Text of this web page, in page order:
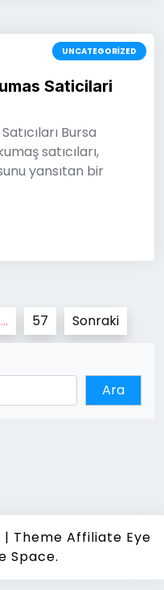
UNCATEGORIZED
Saticilari
Bursa
satıcıları,
yansıtan bir
… 57 Sonraki
Ara
| Theme Affiliate Eye
Space.